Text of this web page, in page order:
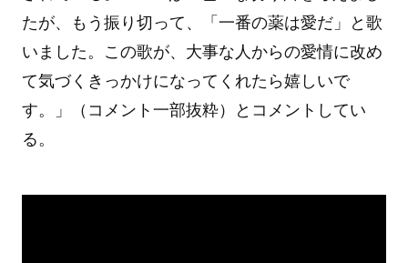
たが、もう振り切って、「一番の薬は愛だ」と歌
いました。この歌が、大事な人からの愛情に改め
て気づくきっかけになってくれたら嬉しいで
す。」（コメント一部抜粋）とコメントしてい
る。